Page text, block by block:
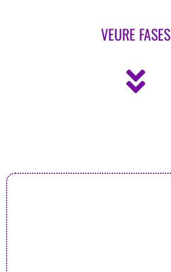
VEURE FASES